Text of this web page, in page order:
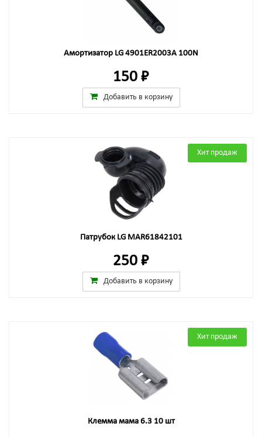
Амортизатор LG 4901ER2003A 100N
150 ₽
Добавить в корзину
Хит продаж
Патрубок LG MAR61842101
250 ₽
Добавить в корзину
Хит продаж
Клемма мама 6.3 10 шт